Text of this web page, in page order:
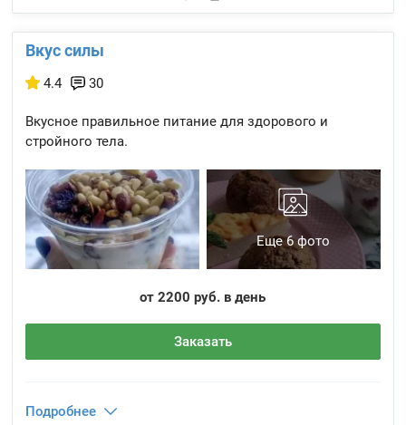
Вкус силы
4.4 30
Вкусное правильное питание для здорового и
стройного тела.
Еще 6 фото
от 2200 руб. в день
Заказать
Подробнее